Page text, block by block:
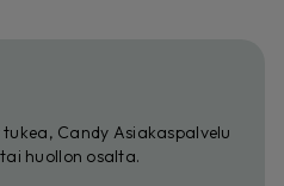
Candy Asiakaspalvelu
huollon osalta.